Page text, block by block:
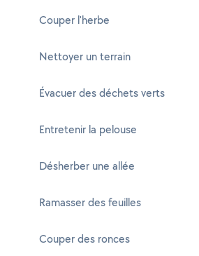
Couper l'herbe
Nettoyer un terrain
Évacuer des déchets verts
Entretenir la pelouse
Désherber une allée
Ramasser des feuilles
Couper des ronces